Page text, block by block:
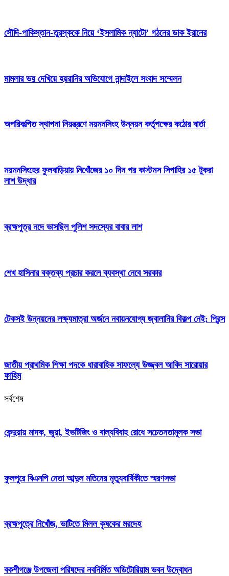
সৌদি-পাকিস্তান-তুরস্ককে নিয়ে ‘ইসলামিক ন্যাটো’ গঠনের ডাক ইরানের
মামলার ভয় দেখিয়ে হয়রানির অভিযোগে নান্দাইলে সংবাদ সম্মেলন
অপরিকল্পিত স্থাপনা নিয়ন্ত্রণে ময়মনসিংহ উন্নয়ন কর্তৃপক্ষের কঠোর বার্তা
ময়মনসিংহের ফুলবাড়িয়ায় নিখোঁজের ১০ দিন পর কাস্টমস সিপাহির ১৫ টুকরা
লাশ উদ্ধার
ব্রহ্মপুত্র নদে ভাসছিল পুলিশ সদস্যের বাবার লাশ
শেখ হাসিনার বক্তব্য প্রচার করলে ব্যবস্থা নেবে সরকার
টেকসই উন্নয়নের লক্ষ্যমাত্রা অর্জনে নবায়নযোগ্য জ্বালানির বিকল্প নেই: প্রিন্স
জাতীয় প্রাথমিক শিক্ষা পদকে ধারাবাহিক সাফল্যে উজ্জ্বল আবিদ সারোয়ার
ফাহিম
সর্বশেষ
কেন্দুয়ায় মাদক, জুয়া, ইভটিজিং ও বাল্যবিবাহ রোধে সচেতনতামূলক সভা
ফুলপুরে বিএনপি নেতা আব্দুল মতিনের মৃত্যুবার্ষিকীতে স্মরণসভা
ব্রহ্মপুত্রে নিখোঁজ, ভাটিতে মিলল কৃষকের মরদেহ
বকশীগঞ্জে উপজেলা পরিষদের নবনির্মিত অডিটোরিয়াম ভবন উদ্বোধন